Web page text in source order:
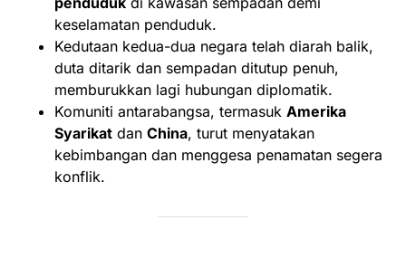
keselamatan penduduk.
Kedutaan kedua-dua negara telah diarah balik,
duta ditarik dan sempadan ditutup penuh,
memburukkan lagi hubungan diplomatik.
Komuniti antarabangsa, termasuk Amerika
Syarikat dan China, turut menyatakan
kebimbangan dan menggesa penamatan segera
konflik.